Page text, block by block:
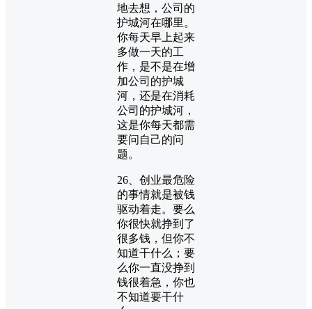
地去想，公司的
护城河在哪里。
你每天早上起来
多做一天的工
作，是不是在增
加公司的护城
河，还是在消耗
公司的护城河，
这是你每天都需
要问自己的问
题。
26、创业最危险
的事情就是被钱
驱动着走。要么
你很快就挣到了
很多钱，但你不
知道干什么；要
么你一直没挣到
钱很着急，你也
不知道要干什